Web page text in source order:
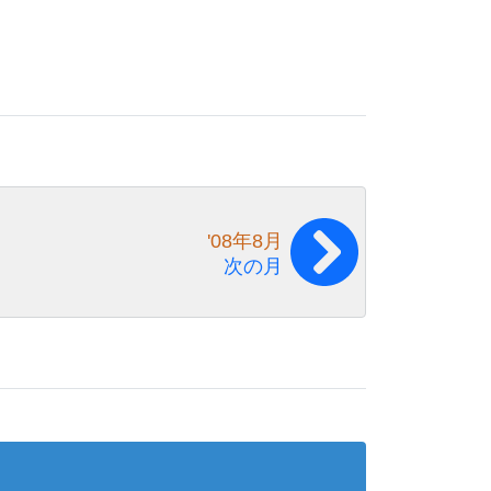
'08年8月
次の月